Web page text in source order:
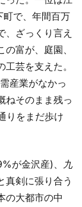
町で、年間百万
、ざっくり言え
富が、庭園、
芸を支えた。
産業がなかっ
ねそのまま残っ
りをまだ歩け
が金沢産)、
九
真剣に張り合う
の大都市の中